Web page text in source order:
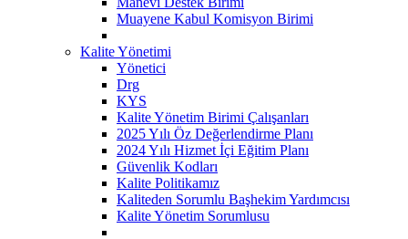
Muayene Kabul Komisyon Birimi
Kalite Yönetimi
Yönetici
Drg
KYS
Kalite Yönetim Birimi Çalışanları
2025 Yılı Öz Değerlendirme Planı
2024 Yılı Hizmet İçi Eğitim Planı
Güvenlik Kodları
Kalite Politikamız
Kaliteden Sorumlu Başhekim Yardımcısı
Kalite Yönetim Sorumlusu